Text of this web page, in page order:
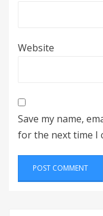
Website
Save my name,
for the next time I